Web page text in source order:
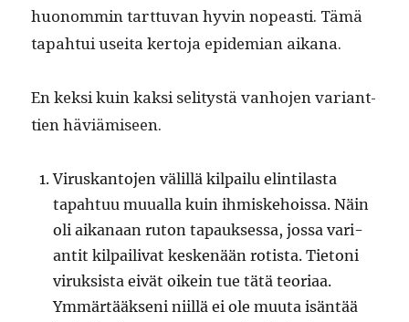
huonom­min tart­tuvan hyvin nopeasti. Tämä
tapah­tui usei­ta ker­to­ja epi­demi­an aikana.
En kek­si kuin kak­si seli­tys­tä van­ho­jen vari­ant­
tien häviämiseen.
Viruskan­to­jen välil­lä kil­pailu elin­ti­las­ta
tapah­tuu muual­la kuin ihmiske­hois­sa. Näin
oli aikanaan ruton tapauk­ses­sa, jos­sa vari­
antit kil­paili­vat keskenään rotista. Tietoni
viruk­sista eivät oikein tue tätä teo­ri­aa.
Ymmärtääk­seni niil­lä ei ole muu­ta isän­tää